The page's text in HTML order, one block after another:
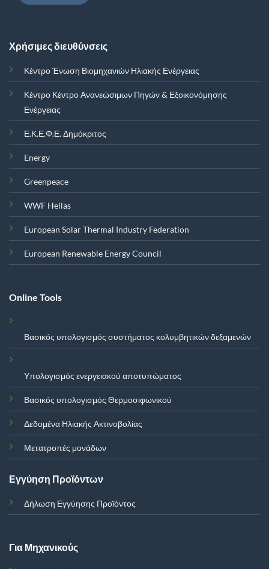
Χρήσιμες διευθύνσεις
Κέντρο Ένωση Βιομηχανιών Ηλιακής Ενέργειας
Κέντρο Κέντρο Ανανεώσιμων Πηγών & Εξοικονόμησης
Ενέργειας
Ε.Κ.Ε.Φ.Ε. Δημόκριτος
Energy
Greenpeace
WWF Hellas
European Solar Thermal Industry Federation
European Renewable Energy Council
Online Tools
Βασικός υπολογισμός συστήματος κολυμβητικών δεξαμενών
Υπολογισμός ενεργειακού αποτυπώματος
Βασικός υπολογισμός Θερμοσιφωνικού
Δεδομένα Ηλιακής Ακτινοβολίας
Μετατροπές μονάδων
Εγγύηση Προϊόντων
Δήλωση Εγγύησης Προϊόντος
Για Μηχανικούς